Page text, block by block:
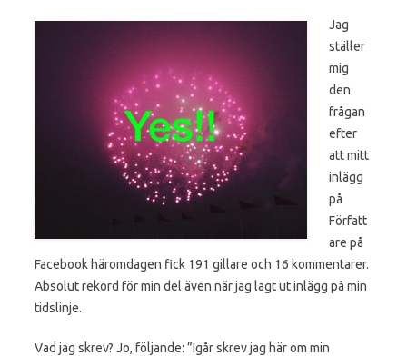
Jag
ställer
mig
den
frågan
efter
att mitt
inlägg
på
Författ
are på
Facebook häromdagen fick 191 gillare och 16 kommentarer.
Absolut rekord för min del även när jag lagt ut inlägg på min
tidslinje.
Vad jag skrev? Jo, följande: ”Igår skrev jag här om min